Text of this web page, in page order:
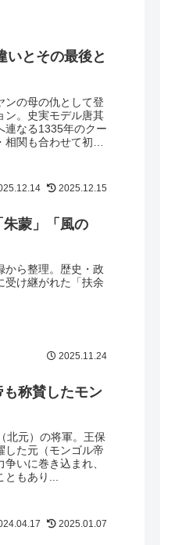
いとその最後と
ンの母の仇として登
ン。史実モデル唐其
連なる1335年のクー
関も合わせて初見
2025.12.15
蒙」「風の
から整理。歴史・政
受け継がれた「扶余
2025.11.24
称賛したモン
北元）の将軍。王保
した元（モンゴル帝
いに巻き込まれ、
ともあり...
2025.01.07